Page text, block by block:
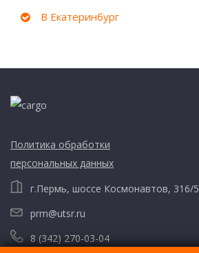
В Екатеринбург
Политика обработки
персональных данных
г.Пермь, шоссе Космонавтов, 316/5
prm@utsr.ru
8 (342) 270-03-04